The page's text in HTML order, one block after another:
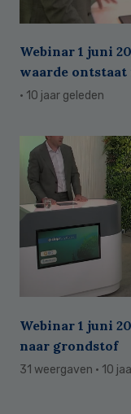
Webinar 1 juni
waarde ontstaat
· 10 jaar geleden
Webinar 1 juni
naar grondstof
31 weergaven · 10